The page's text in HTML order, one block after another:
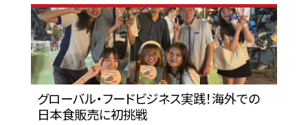
グローバル・フードビジネス実践！海外での
日本食販売に初挑戦